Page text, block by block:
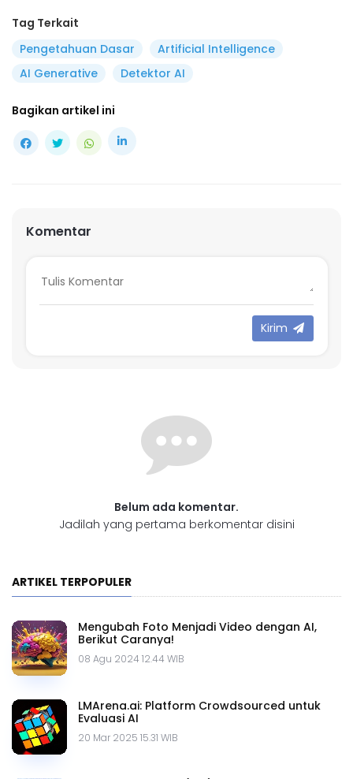
Tag Terkait
Pengetahuan Dasar
Artificial Intelligence
AI Generative
Detektor AI
Bagikan artikel ini
Komentar
Kirim
Belum ada komentar.
Jadilah yang pertama berkomentar disini
ARTIKEL TERPOPULER
Mengubah Foto Menjadi Video dengan AI,
Berikut Caranya!
08 Agu 2024 12.44 WIB
LMArena.ai: Platform Crowdsourced untuk
Evaluasi AI
20 Mar 2025 15.31 WIB